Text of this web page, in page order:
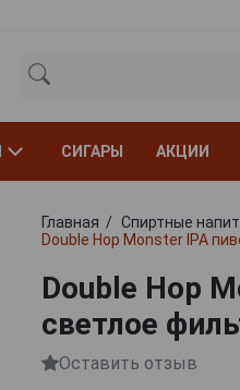
СИГАРЫ АКЦИИ
Главная Спиртные
Double Hop Monster IPA
Double Hop
светлое
Оставить отзыв